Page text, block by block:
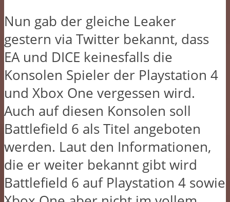
Nun gab der gleiche Leaker
gestern via Twitter bekannt, dass
EA und DICE keinesfalls die
Konsolen Spieler der Playstation 4
und Xbox One vergessen wird.
Auch auf diesen Konsolen soll
Battlefield 6 als Titel angeboten
werden. Laut den Informationen,
die er weiter bekannt gibt wird
Battlefield 6 auf Playstation 4 sowie